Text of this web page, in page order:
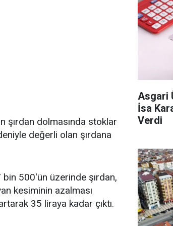
şırdan dolmasında stoklar
değerli olan şırdana
500'ün üzerinde şırdan,
kesiminin azalması
35 liraya kadar çıktı.
Asgari
İsa
Verdi